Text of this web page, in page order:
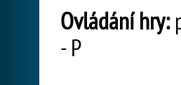
Ovládání hry:
- P